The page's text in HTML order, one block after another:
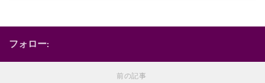
フォロー:
前の記事